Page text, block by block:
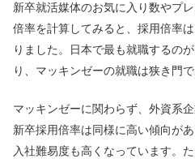
新卒就活媒体のお気に入り数やプ
倍率を計算してみると、採用倍率
りました。日本で最も就職するの
り、マッキンゼーの就職は狭き門
マッキンゼーに関わらず、外資系
新卒採用倍率は同様に高い傾向が
入社難易度も高くなっています。